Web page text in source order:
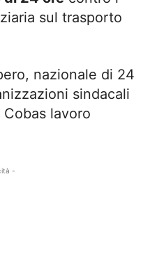
sul trasporto
nazionale di 24
sindacali
lavoro
-